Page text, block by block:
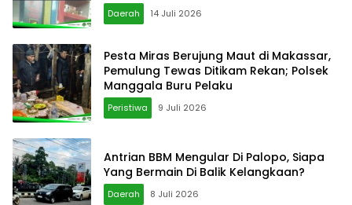
Daerah 14 Juli 2026
Pesta Miras Berujung Maut di Makassar,
Pemulung Tewas Ditikam Rekan; Polsek
Manggala Buru Pelaku
Peristiwa 9 Juli 2026
Antrian BBM Mengular Di Palopo, Siapa
Yang Bermain Di Balik Kelangkaan?
Daerah 8 Juli 2026